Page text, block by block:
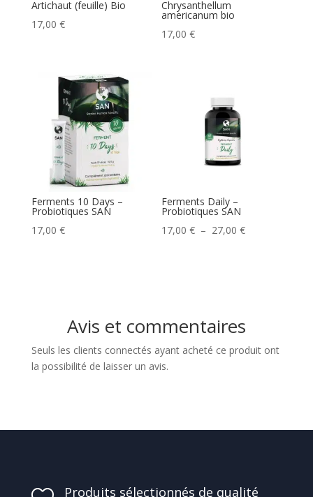
Artichaut (feuille) Bio
17,00 €
Chrysanthellum
americanum bio
17,00€
Ferments 10 Days –
Probiotiques SAN
17,00 €
Ferments Daily –
Probiotiques SAN
17,00€ – 27,00€Plage
27,00 €
Avis et commentaires
Seuls les clients connectés ayant acheté ce produit ont
la possibilité de laisser un avis.
Produits sélectionnés de qualité